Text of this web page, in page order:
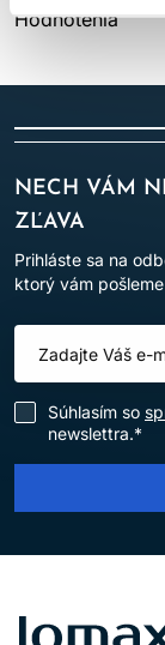
Hodnotenia
NECH VÁM
ZĽAVA
Prihláste sa na
ktorý vám
Súhlasím so
newslettra.*
LOMAX